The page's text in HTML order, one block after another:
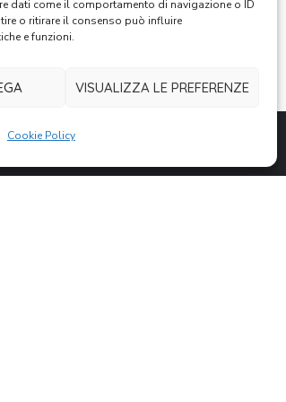
dati come il comportamento di navigazione o ID
o ritirare il consenso può influire
e funzioni.
VISUALIZZA LE PREFERENZE
Cookie Policy